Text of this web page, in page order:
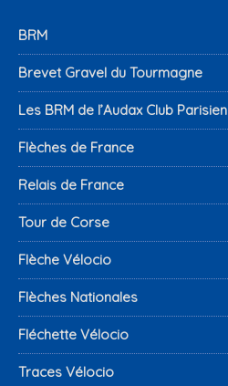
BRM
Brevet Gravel du Tourmagne
Les BRM de l’Audax Club Parisien
Flèches de France
Relais de France
Tour de Corse
Flèche Vélocio
Flèches Nationales
Fléchette Vélocio
Traces Vélocio